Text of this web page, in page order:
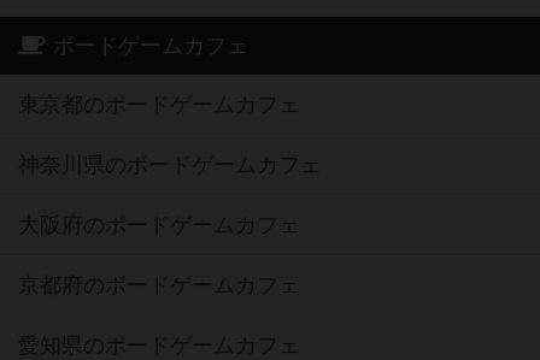
ボードゲームカフェ
東京都のボードゲームカフェ
神奈川県のボードゲームカフェ
大阪府のボードゲームカフェ
京都府のボードゲームカフェ
愛知県のボードゲームカフェ